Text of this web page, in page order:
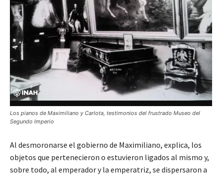
Los pianos de Maximiliano y Carlota, testimonios del frustrado Museo del
Segundo Imperio
Al desmoronarse el gobierno de Maximiliano, explica, los
objetos que pertenecieron o estuvieron ligados al mismo y,
sobre todo, al emperador y la emperatriz, se dispersaron a